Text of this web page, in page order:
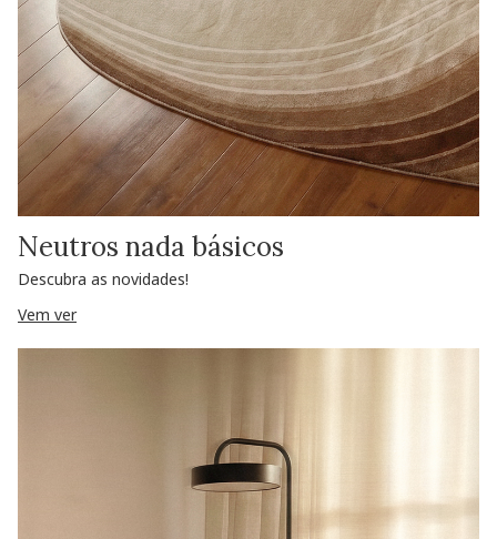
Neutros nada básicos
Descubra as novidades!
Vem ver